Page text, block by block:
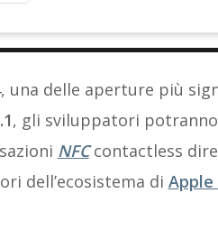
una delle aperture più
, gli sviluppatori
NFCcontactless
dell’ecosistema di Apple